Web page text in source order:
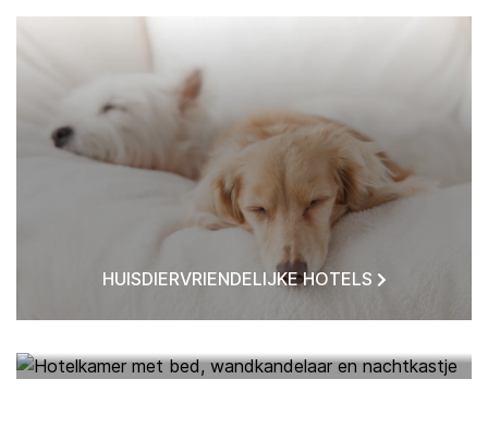
HUISDIERVRIENDELIJKE HOTELS